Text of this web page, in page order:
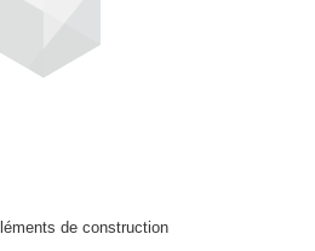
de construction